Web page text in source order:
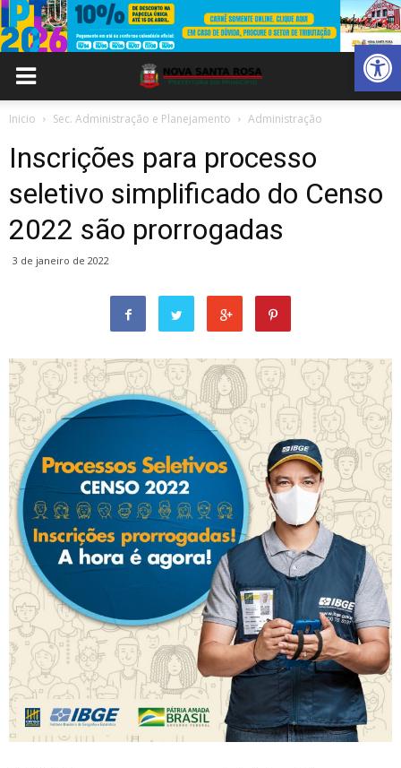
Abrir
Inicio Sec. Administração e Planejamento Administração
Inscrições para processo
seletivo simplificado do Censo
2022 são prorrogadas
3 de janeiro de 2022